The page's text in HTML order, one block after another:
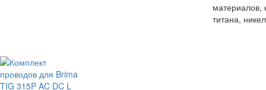
материалов,
титана,